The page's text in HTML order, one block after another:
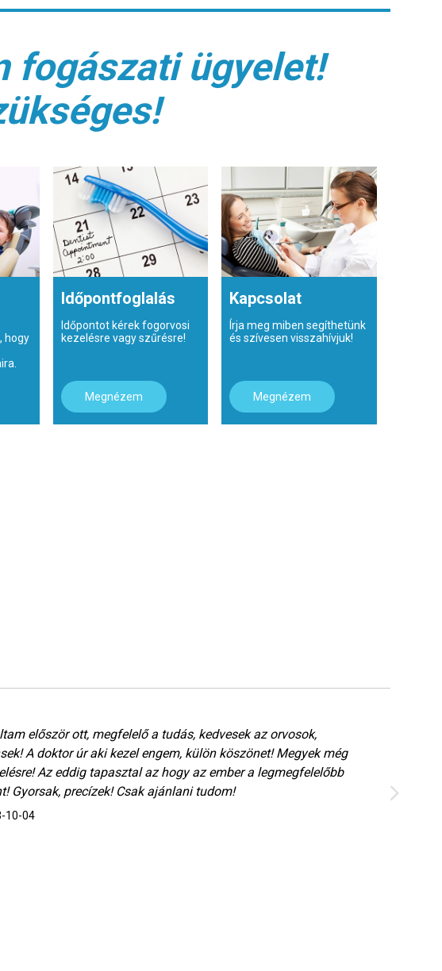
fogászati ügyelet!
hogy
Időpontfoglalás
Időpontot kérek fogorvosi
kezelésre vagy szűrésre!
Megnézem
Kapcsolat
Írja meg miben segíthetünk
és szívesen visszahívjuk!
Megnézem
először ott, megfelelő a tudás, kedvesek az orvosok,
A doktor úr aki kezel engem, külön köszönet! Megyek még
Az eddig tapasztal az hogy az ember a legmegfelelőbb
Gyorsak, precízek! Csak ajánlani tudom!
10-04